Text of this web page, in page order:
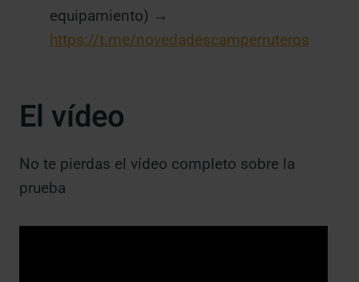
equipamiento) →
https://t.me/novedadescamperruteros
El vídeo
No te pierdas el vídeo completo sobre la
prueba